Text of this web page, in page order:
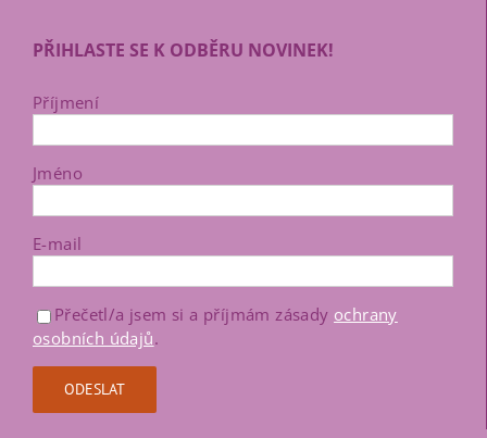
PŘIHLASTE SE K ODBĚRU NOVINEK!
Příjmení
Jméno
E-mail
Přečetl/a jsem si a příjmám zásady ochrany
osobních údajů.